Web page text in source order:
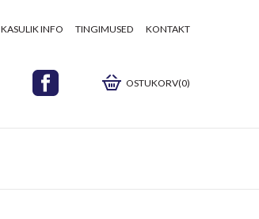
KASULIK INFO TINGIMUSED KONTAKT
OSTUKORV(0)